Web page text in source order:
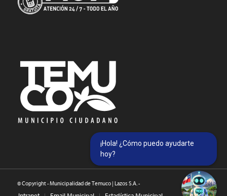
© Copyright - Municipalidad de Temuco | Lazos S.A. -
¡Hola! ¿Cómo puedo ayudarte
hoy?